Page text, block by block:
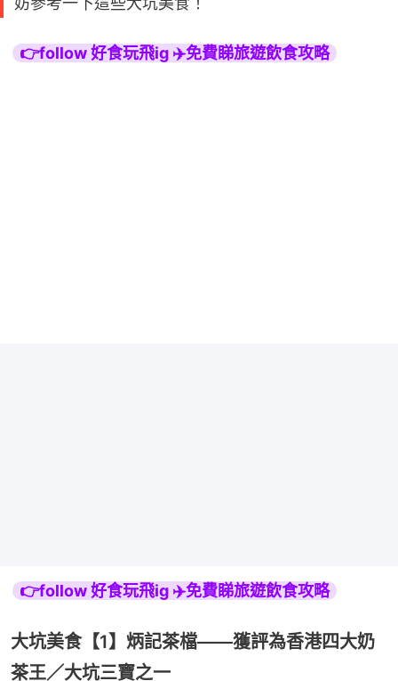
👉follow 好食玩飛ig ✈️免費睇旅遊飲食攻略
👉follow 好食玩飛ig ✈️免費睇旅遊飲食攻略
大坑美食【1】炳記茶檔——獲評為香港四大奶
茶王／大坑三寶之一